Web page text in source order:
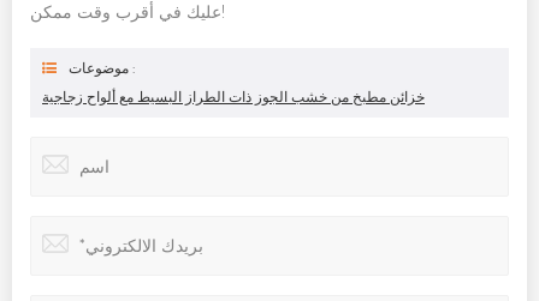
عليك في أقرب وقت ممكن!
موضوعات :
خزائن مطبخ من خشب الجوز ذات الطراز البسيط مع ألواح زجاجية